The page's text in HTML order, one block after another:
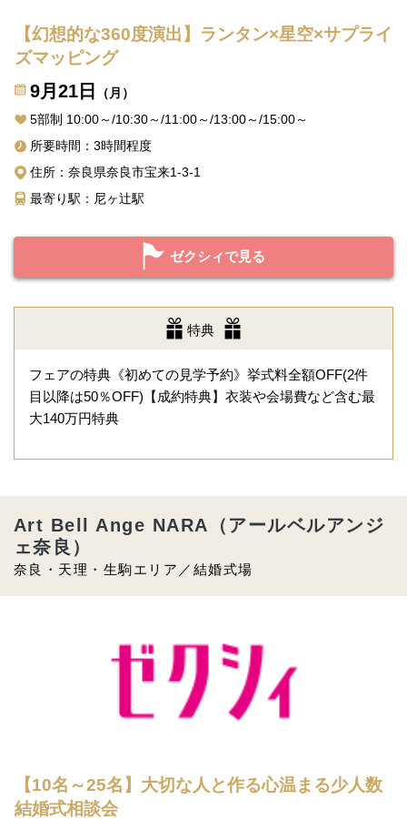
【幻想的な360度演出】ランタン×星空×サプライ
ズマッピング
9月21日
（月）
5部制 10:00～/10:30～/11:00～/13:00～/15:00～
所要時間：3時間程度
住所：奈良県奈良市宝来1-3-1
最寄り駅：尼ヶ辻駅
ゼクシィで見る
特典
フェアの特典《初めての見学予約》挙式料全額OFF(2件
目以降は50％OFF)【成約特典】衣装や会場費など含む最
大140万円特典
奈良・天理・生駒エリア／結婚式場
Art Bell Ange NARA（アールベルアンジ
ェ奈良）
【10名～25名】大切な人と作る心温まる少人数
結婚式相談会